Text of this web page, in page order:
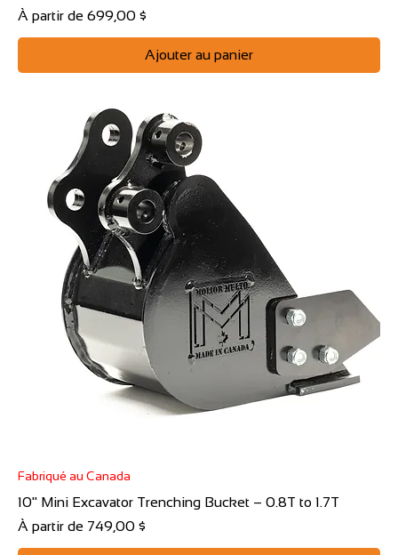
À partir de 699,00 $
Prix promotionnel
Ajouter au panier
Fabriqué au Canada
10" Mini Excavator Trenching Bucket – 0.8T to 1.7T
À partir de 749,00 $
Prix promotionnel